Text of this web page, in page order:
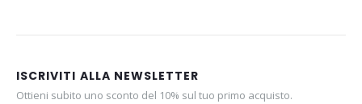
ISCRIVITI ALLA NEWSLETTER
Ottieni subito uno sconto del 10% sul tuo primo acquisto.